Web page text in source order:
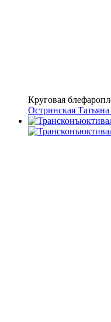
Круговая
Остринская